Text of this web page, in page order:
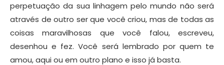
perpetuação da sua linhagem pelo mundo não será
através de outro ser que você criou, mas de todas as
coisas maravilhosas que você falou, escreveu,
desenhou e fez. Você será lembrado por quem te
amou, aqui ou em outro plano e isso já basta.